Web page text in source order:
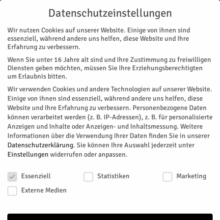
Start Stadtteile Jülich Wochenmarkt am Walramplatz
STADTTEILE JÜLICH
Wochenmarkt am Walramplatz
Die Stadt folgt dem Wunsch der Wochenmarkt-Gemeinschaft:
Der Wochenmarkt wird ab dem 21. März 2023 auf dem
Walramplatz zu finden sein.
Twitter
Datenschutzeinstellungen
Wir nutzen Cookies auf unserer Website. Einige von ihnen sind
essenziell, während andere uns helfen, diese Website und Ihre
Erfahrung zu verbessern.
Wenn Sie unter 16 Jahre alt sind und Ihre Zustimmung zu freiwilligen
Diensten geben möchten, müssen Sie Ihre Erziehungsberechtigten
um Erlaubnis bitten.
Wir verwenden Cookies und andere Technologien auf unserer Website.
Einige von ihnen sind essenziell, während andere uns helfen, diese
Website und Ihre Erfahrung zu verbessern. Personenbezogene Daten
können verarbeitet werden (z. B. IP-Adressen), z. B. für personalisierte
Anzeigen und Inhalte oder Anzeigen- und Inhaltsmessung. Weitere
Informationen über die Verwendung Ihrer Daten finden Sie in unserer
Datenschutzerklärung. Sie können Ihre Auswahl jederzeit unter
Einstellungen widerrufen oder anpassen.
Essenziell
Statistiken
Marketing
Externe Medien